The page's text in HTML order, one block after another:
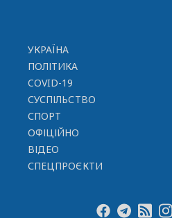
УКРАЇНА
ПОЛІТИКА
COVID-19
СУСПІЛЬСТВО
СПОРТ
ОФІЦІЙНО
ВІДЕО
СПЕЦПРОЄКТИ